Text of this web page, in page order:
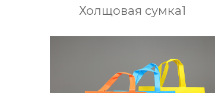
Холщовая сумка1